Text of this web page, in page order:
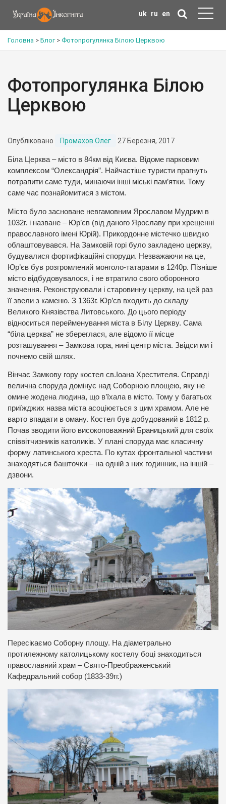
uk ru en
Головна > Блог> Фотопрогулянка Білою Церквою
Фотопрогулянка Білою
Церквою
Опубліковано Промахов Олег 27 Березня, 2017
Біла Церква – місто в 84км від Києва. Відоме парковим
комплексом “Олександрія”. Найчастіше туристи прагнуть
потрапити саме туди, минаючи інші міські пам’ятки. Тому
саме час познайомитися з містом.
Місто було засноване невгамовним Ярославом Мудрим в
1032г. і назване – Юр’єв (від даного Ярославу при хрещенні
православного імені Юрій). Прикордонне містечко швидко
облаштовувався. На Замковій горі було закладено церкву,
будувалися фортифікаційні споруди. Незважаючи на це,
Юр’єв був розгромлений монголо-татарами в 1240р. Пізніше
місто відбудовувалося, і не втратило свого оборонного
значення. Реконструювали і старовинну церкву, на цей раз
її звели з каменю. З 1363г. Юр’єв входить до складу
Великого Князівства Литовського. До цього періоду
відноситься перейменування міста в Білу Церкву. Сама
“біла церква” не збереглася, але відомо її місце
розташування – Замкова гора, нині центр міста. Звідси ми і
почнемо свій шлях.
Вінчає Замкову гору костел св.Іоана Хрестителя. Справді
велична споруда домінує над Соборною площею, яку не
омине жодена людина, що в’їхала в місто. Тому у багатьох
приїжджих назва міста асоціюється з цим храмом. Але не
варто впадати в оману. Костел був добудований в 1812 р.
Почав зводити його високоповажний Браницький для своїх
співвітчизників католиків. У плані споруда має класичну
форму латинського хреста. По кутах фронтальної частини
знаходяться башточки – на одній з них годинник, на іншій –
дзвони.
Пересікаємо Соборну площу. На діаметрально
протилежному католицькому костелу боці знаходиться
православний храм – Свято-Преображенський
Кафедральний собор (1833-39гг.)